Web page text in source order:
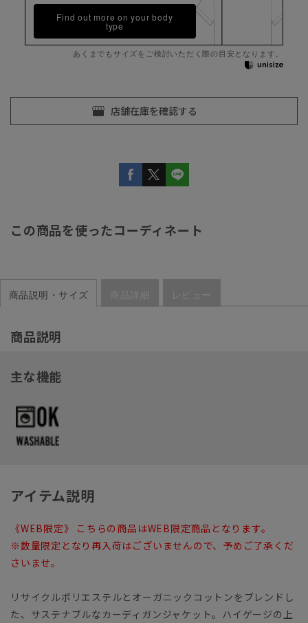
Find out more on your body
type
あくまでもサイズをご検討いただく際の目安となります。
この商品を使ったコーディネート
商品説明・サイズ 商品詳細 レビュー
商品説明
主な機能
アイテム説明
《WEB限定》 こちらの商品はWEB限定商品となります。
※数量限定となり再入荷はございませんので、予めご了承くだ
さいませ。
リサイクルポリエステルとオーガニックコットンをブレンドし
た、サステナブルなカーディガンジャケット。ハイゲージの上